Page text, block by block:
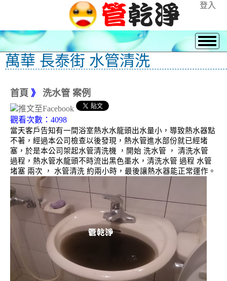
登入
萬華 長泰街 水管清洗
首頁 》 洗水管 案例
觀看次數：4098
當天客戶告知有一間浴室熱水水龍頭出水量小，導致熱水器點
不著，經過本公司檢查以後發現，熱水管進水部份就已經堵
塞，於是本公司架起水管清洗機 ，開始 洗水管 ， 清洗水管
過程，熱水管水龍頭不時流出黑色墨水，清洗水管 過程 水管
堵塞 兩次 ， 水管清洗 約兩小時，最後讓熱水器能正常運作。